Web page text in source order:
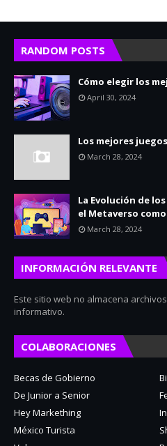
RANDOM POSTS
Cómo elegir los
April 30, 2024
Los mejores
March 28, 2024
La Evolución de
el Metaverso
March 28, 2024
INFORMACIÓN RELEVANTE
Este sitio web no almacena
informativo.
COLABORACIONES
Becas de Gobierno
De Junior a Senior
Hey Markething
México Turista